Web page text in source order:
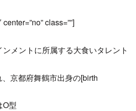
class=””]
メントに所属する大食いタレント
京都府舞鶴市出身の[birth
O型